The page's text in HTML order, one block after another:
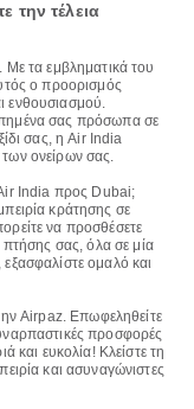
την τέλεια
τα εμβληματικά του
ο προορισμός
ενθουσιασμού.
σας πρόσωπα σε
σας, η Air India
ονείρων σας.
India προς Dubai;
κράτησης σε
να προσθέσετε
πτήσης σας, όλα σε μία
ομαλό και
Airpaz. Επωφεληθείτε
προσφορές
και ευκολία! Κλείστε τη
και ασυναγώνιστες